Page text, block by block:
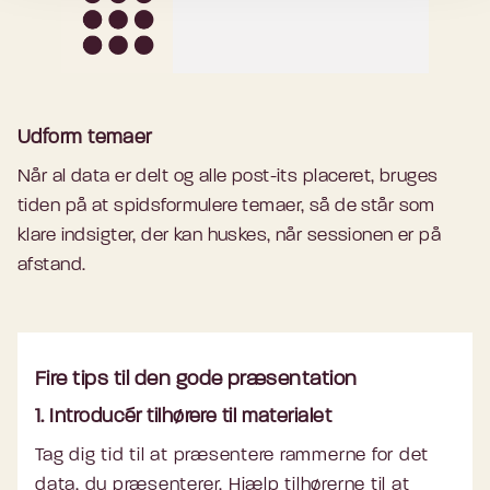
Udform temaer
Når al data er delt og alle post-its placeret, bruges
tiden på at spidsformulere temaer, så de står som
klare indsigter, der kan huskes, når sessionen er på
afstand.
Fire tips til den gode præsentation
1. Introducér tilhørere til materialet
Tag dig tid til at præsentere rammerne for det
data, du præsenterer. Hjælp tilhørerne til at